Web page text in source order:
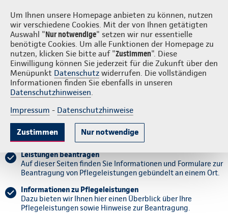
Um Ihnen unsere Homepage anbieten zu können, nutzen
wir verschiedene Cookies. Mit der von Ihnen getätigten
Auswahl "Nur notwendige" setzen wir nur essentielle
benötigte Cookies. Um alle Funktionen der Homepage zu
nutzen, klicken Sie bitte auf "Zustimmen". Diese
Einwilligung können Sie jederzeit für die Zukunft über den
Menüpunkt Datenschutz widerrufen. Die vollständigen
Informationen finden Sie ebenfalls in unseren
Datenschutzhinweisen.
Impressum - Datenschutzhinweise
Zustimmen Nur notwendige
Continentale vor Ort
Antragsablauf Antrag stellen Übersicht der Leistungen
Unterstützung im Pflegefall
Leistungen der Pflegepflichtversicherung beantragen.
Wir begleiten Sie Schritt für Schritt.
Leistungen beantragen
Auf dieser Seiten finden Sie Informationen und Formulare zur
Beantragung von Pflegeleistungen gebündelt an einem Ort.
Informationen zu Pflegeleistungen
Dazu bieten wir Ihnen hier einen Überblick über Ihre
Pflegeleistungen sowie Hinweise zur Beantragung.